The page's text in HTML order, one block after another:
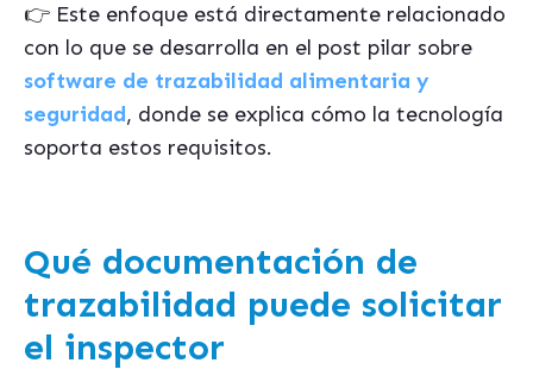
👉 Este enfoque está directamente relacionado
con lo que se desarrolla en el post pilar sobre
software de trazabilidad alimentaria y
seguridad, donde se explica cómo la tecnología
soporta estos requisitos.
Qué documentación de
trazabilidad puede solicitar
el inspector